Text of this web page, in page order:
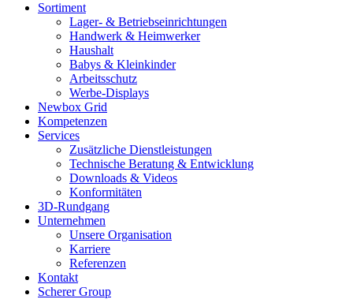
Sortiment
Lager- & Betriebs­einrichtungen
Handwerk & Heimwerker
Haushalt
Babys & Kleinkinder
Arbeitsschutz
Werbe-Displays
Newbox Grid
Kompetenzen
Services
Zusätzliche Dienstleistungen
Technische Beratung & Entwicklung
Downloads & Videos
Konformitäten
3D-Rundgang
Unternehmen
Unsere Organisation
Karriere
Referenzen
Kontakt
Scherer Group